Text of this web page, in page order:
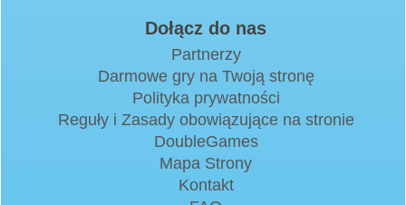
Dołącz do nas
Partnerzy
Darmowe gry na Twoją stronę
Polityka prywatności
Reguły i Zasady obowiązujące na stronie
DoubleGames
Mapa Strony
Kontakt